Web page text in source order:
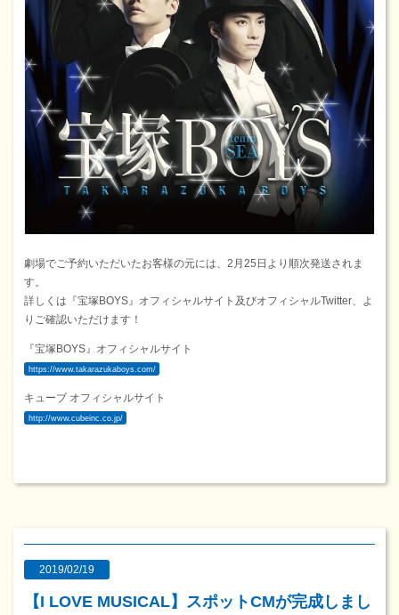
劇場でご予約いただいたお客様の元には、2月25日より順次発送されま
す。
詳しくは『宝塚BOYS』オフィシャルサイト及びオフィシャルTwitter、よ
りご確認いただけます！
『宝塚BOYS』オフィシャルサイト
https://www.takarazukaboys.com/
キューブ オフィシャルサイト
http://www.cubeinc.co.jp/
2019/02/19
【I LOVE MUSICAL】スポットCMが完成しまし